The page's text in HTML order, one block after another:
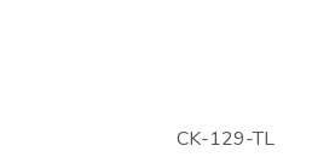
CK-129-TL